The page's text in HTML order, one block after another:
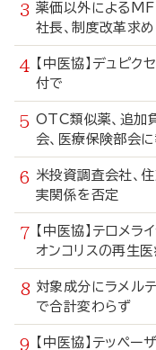
薬価以外による
社長、制度改革求め
【中医協】デュピ
付で
OTC類似薬、追
会、医療保険部会
米投資調査会社、
実関係を否定
【中医協】テロメ
オンコリスの再生
対象成分にラメル
で合計変わらず
【中医協】テッペ